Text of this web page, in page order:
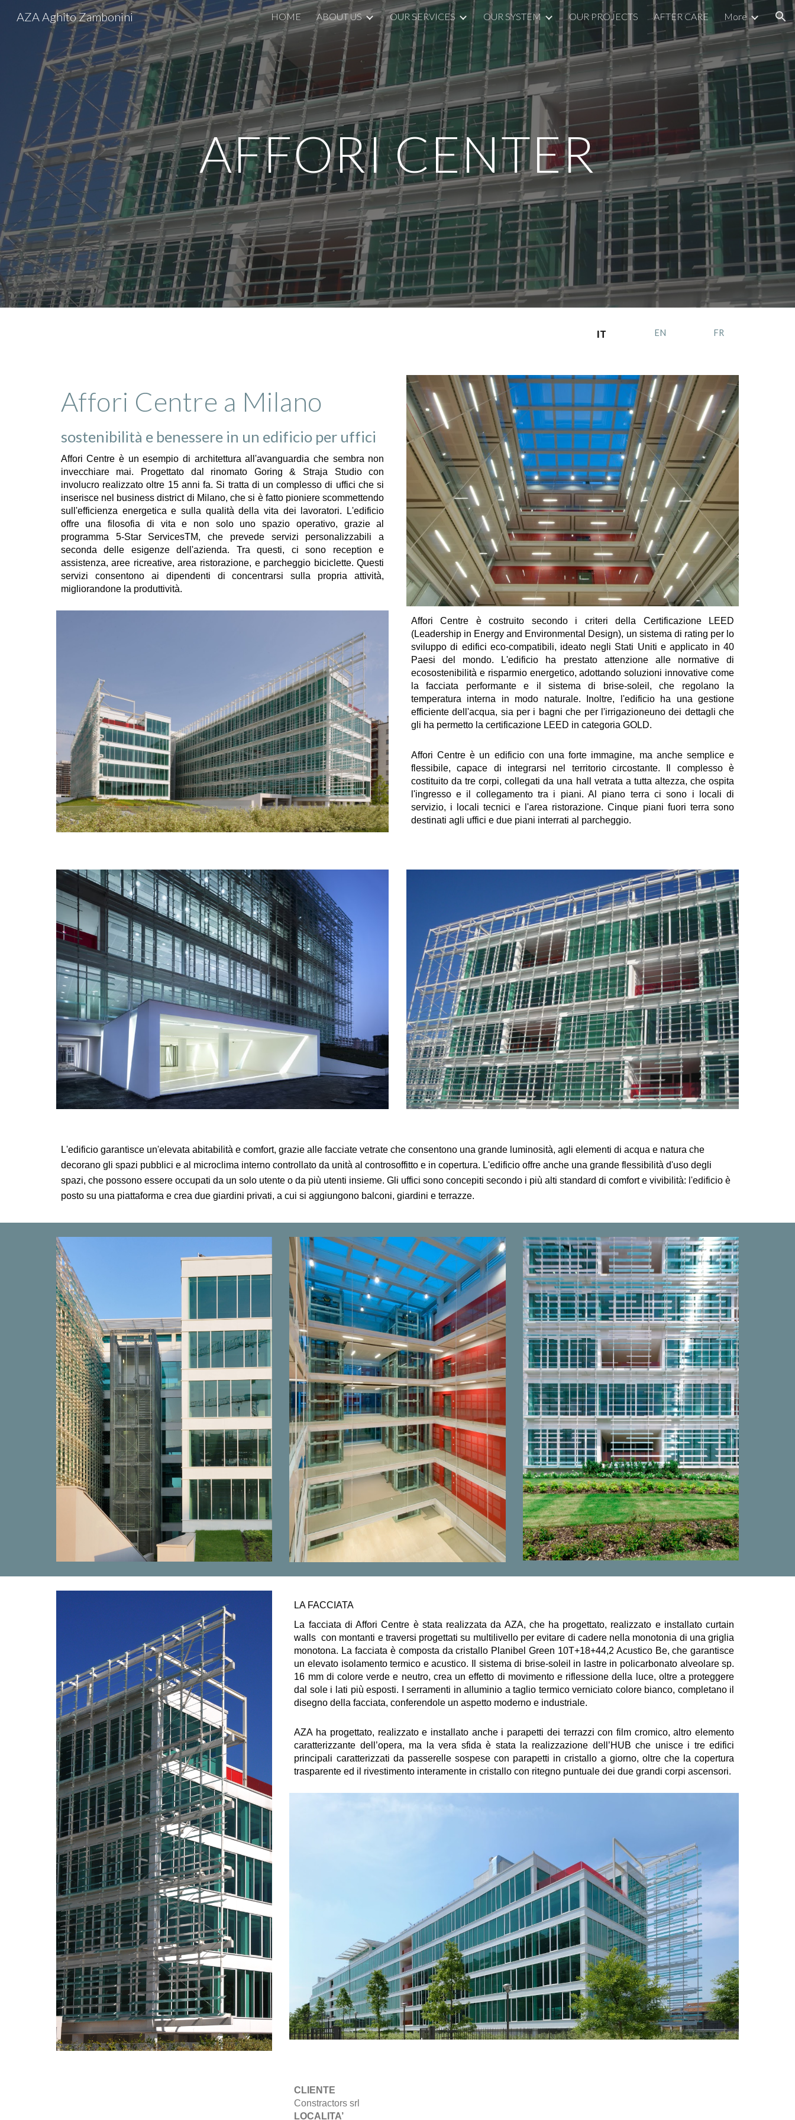
Skip to main content Skip to navigation
AZA Aghito Zambonini HOME ABOUT US OUR SERVICES OUR SYSTEM OUR PROJECTS AFTER CARE More
AFFORI CENTER
IT EN FR
Affori Centre a Milano
sostenibilità e benessere in un edificio per uffici
Affori Centre è un esempio di architettura all'avanguardia che sembra non
invecchiare mai. Progettato dal rinomato Goring & Straja Studio con
involucro realizzato oltre 15 anni fa. Si tratta di un complesso di uffici che si
inserisce nel business district di Milano, che si è fatto pioniere scommettendo
sull'efficienza energetica e sulla qualità della vita dei lavoratori. L'edificio
offre una filosofia di vita e non solo uno spazio operativo, grazie al
programma 5-Star ServicesTM, che prevede servizi personalizzabili a
seconda delle esigenze dell'azienda. Tra questi, ci sono reception e
assistenza, aree ricreative, area ristorazione, e parcheggio biciclette. Questi
servizi consentono ai dipendenti di concentrarsi sulla propria attività,
migliorandone la produttività.
Affori Centre è costruito secondo i criteri della Certificazione LEED
(Leadership in Energy and Environmental Design), un sistema di rating per lo
sviluppo di edifici eco-compatibili, ideato negli Stati Uniti e applicato in 40
Paesi del mondo. L'edificio ha prestato attenzione alle normative di
ecosostenibilità e risparmio energetico, adottando soluzioni innovative come
la facciata performante e il sistema di brise-soleil, che regolano la
temperatura interna in modo naturale. Inoltre, l'edificio ha una gestione
efficiente dell'acqua, sia per i bagni che per l'irrigazioneuno dei dettagli che
gli ha permetto la certificazione LEED in categoria GOLD.
Affori Centre è un edificio con una forte immagine, ma anche semplice e
flessibile, capace di integrarsi nel territorio circostante. Il complesso è
costituito da tre corpi, collegati da una hall vetrata a tutta altezza, che ospita
l'ingresso e il collegamento tra i piani. Al piano terra ci sono i locali di
servizio, i locali tecnici e l'area ristorazione. Cinque piani fuori terra sono
destinati agli uffici e due piani interrati al parcheggio.
L'edificio garantisce un'elevata abitabilità e comfort, grazie alle facciate vetrate che consentono una grande luminosità, agli elementi di acqua e natura che
decorano gli spazi pubblici e al microclima interno controllato da unità al controsoffitto e in copertura. L'edificio offre anche una grande flessibilità d'uso degli
spazi, che possono essere occupati da un solo utente o da più utenti insieme. Gli uffici sono concepiti secondo i più alti standard di comfort e vivibilità: l'edificio è
posto su una piattaforma e crea due giardini privati, a cui si aggiungono balconi, giardini e terrazze.
LA FACCIATA
La facciata di Affori Centre è stata realizzata da AZA, che ha progettato, realizzato e installato curtain
walls con montanti e traversi progettati su multilivello per evitare di cadere nella monotonia di una griglia
monotona. La facciata è composta da cristallo Planibel Green 10T+18+44,2 Acustico Be, che garantisce
un elevato isolamento termico e acustico. Il sistema di brise-soleil in lastre in policarbonato alveolare sp.
16 mm di colore verde e neutro, crea un effetto di movimento e riflessione della luce, oltre a proteggere
dal sole i lati più esposti. I serramenti in alluminio a taglio termico verniciato colore bianco, completano il
disegno della facciata, conferendole un aspetto moderno e industriale.
AZA ha progettato, realizzato e installato anche i parapetti dei terrazzi con film cromico, altro elemento
caratterizzante dell’opera, ma la vera sfida è stata la realizzazione dell’HUB che unisce i tre edifici
principali caratterizzati da passerelle sospese con parapetti in cristallo a giorno, oltre che la copertura
trasparente ed il rivestimento interamente in cristallo con ritegno puntuale dei due grandi corpi ascensori.
CLIENTE
Constractors srl
LOCALITA’